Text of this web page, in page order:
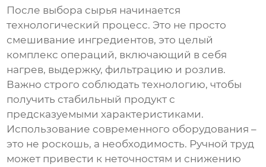
После выбора сырья начинается
технологический процесс. Это не просто
смешивание ингредиентов, это целый
комплекс операций, включающий в себя
нагрев, выдержку, фильтрацию и розлив.
Важно строго соблюдать технологию, чтобы
получить стабильный продукт с
предсказуемыми характеристиками.
Использование современного оборудования –
это не роскошь, а необходимость. Ручной труд
может привести к неточностям и снижению